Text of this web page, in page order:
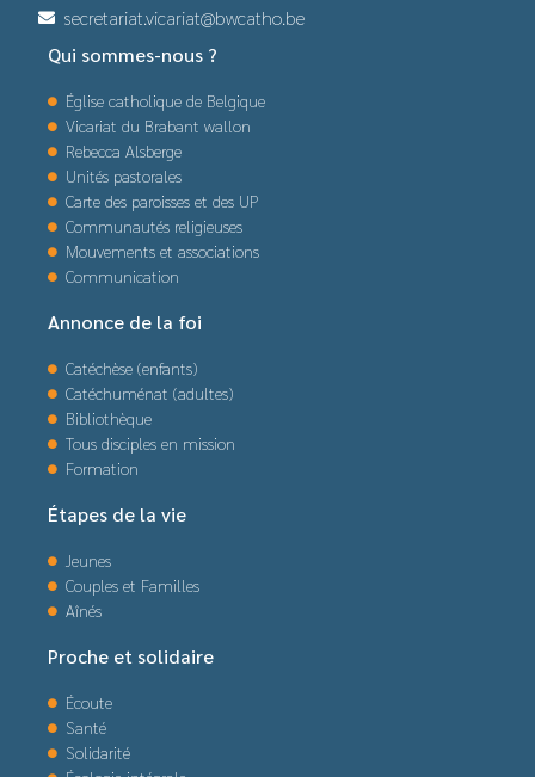
secretariat.vicariat@bwcatho.be
Qui sommes-nous ?
Église catholique de Belgique
Vicariat du Brabant wallon
Rebecca Alsberge
Unités pastorales
Carte des paroisses et des UP
Communautés religieuses
Mouvements et associations
Communication
Annonce de la foi
Catéchèse (enfants)
Catéchuménat (adultes)
Bibliothèque
Tous disciples en mission
Formation
Étapes de la vie
Jeunes
Couples et Familles
Aînés
Proche et solidaire
Écoute
Santé
Solidarité